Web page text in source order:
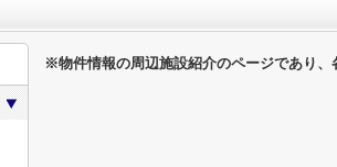
※物件情報の周辺施設紹介のページであり、